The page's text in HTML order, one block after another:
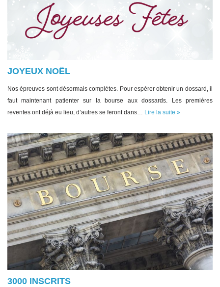
JOYEUX NOËL
Nos épreuves sont désormais complètes. Pour espérer obtenir un dossard, il
faut maintenant patienter sur la bourse aux dossards. Les premières
reventes ont déjà eu lieu, d’autres se feront dans… Lire la suite »
3000 INSCRITS